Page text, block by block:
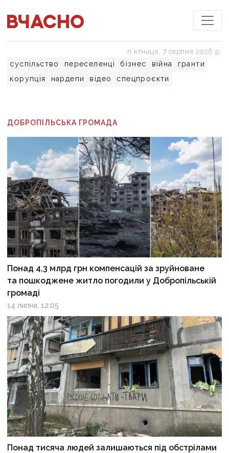
суспільство переселенці бізнес війна
гранти
корупція
нардепи відео спецпроєкти
пʼятниця, 7 серпня 2026 р.
ДОБРОПІЛЬСЬКА ГРОМАДА
Понад 4,3 млрд грн компенсацій за зруйноване
та пошкоджене житло погодили у Добропільській
громаді
14 липня, 12:05
Понад тисяча людей залишаються під обстрілами